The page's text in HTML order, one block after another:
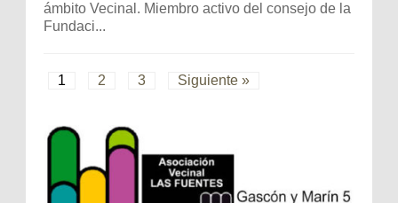
ámbito Vecinal. Miembro activo del consejo de la
Fundaci...
1 2 3 Siguiente »